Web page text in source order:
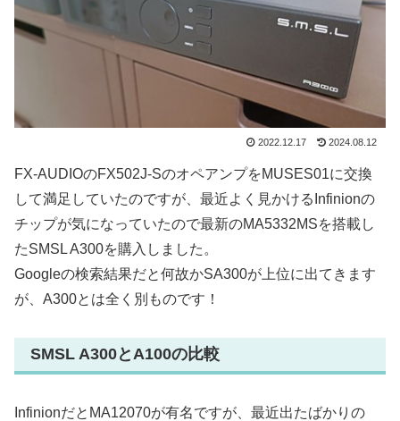
2022.12.17 2024.08.12
FX-AUDIOのFX502J-SのオペアンプをMUSES01に交換
して満足していたのですが、最近よく見かけるInfinionの
チップが気になっていたので最新のMA5332MSを搭載し
たSMSL A300を購入しました。
Googleの検索結果だと何故かSA300が上位に出てきます
が、A300とは全く別ものです！
SMSL A300とA100の比較
InfinionだとMA12070が有名ですが、最近出たばかりの